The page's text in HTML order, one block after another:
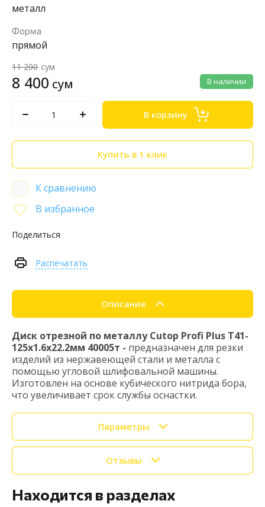
металл
Форма
прямой
В наличии
11 200 сум
8 400 сум
В корзину
Купить в 1 клик
К сравнению
В избранное
Поделиться
Распечатать
Описание
Диск отрезной по металлу Cutop Profi Plus Т41-
125х1.6х22.2мм 40005т - предназначен для резки
изделий из нержавеющей стали и металла с
помощью угловой шлифовальной машины.
Изготовлен на основе кубического нитрида бора,
что увеличивает срок службы оснастки.
Параметры
Отзывы
Находится в разделах